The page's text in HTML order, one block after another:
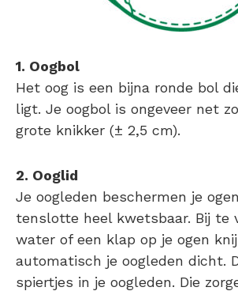
1. Oogbol
Het oog is een bijna ronde bol
ligt. Je oogbol is ongeveer net
grote knikker (± 2,5 cm).
2. Ooglid
Je oogleden beschermen je
tenslotte heel kwetsbaar. Bij te
water of een klap op je ogen
automatisch je oogleden dicht.
spiertjes in je oogleden. Die